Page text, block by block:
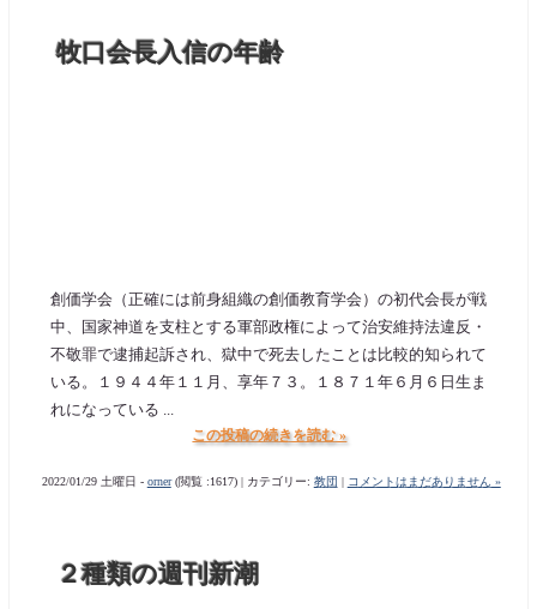
牧口会長入信の年齢
創価学会（正確には前身組織の創価教育学会）の初代会長が戦
中、国家神道を支柱とする軍部政権によって治安維持法違反・
不敬罪で逮捕起訴され、獄中で死去したことは比較的知られて
いる。１９４４年１１月、享年７３。１８７１年６月６日生ま
れになっている ...
この投稿の続きを読む »
2022/01/29 土曜日 - orner(閲覧 :1617) | カテゴリー: 教団 コメントはまだありません »
２種類の週刊新潮